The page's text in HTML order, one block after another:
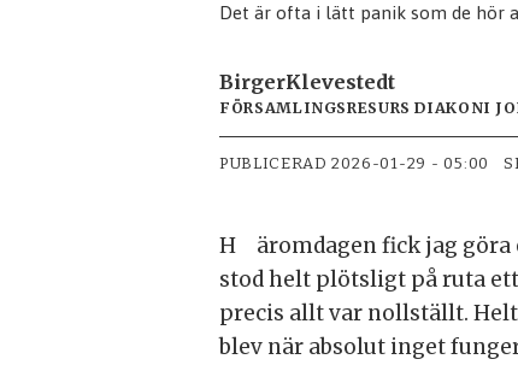
Det är ofta i lätt panik som de hör
BirgerKlevestedt
FÖRSAMLINGSRESURS DIAKONI
PUBLICERAD 2026-01-29 - 05:00
Häromdagen fick jag göra en fabriksåterställning på min telefon, och allt
stod helt plötsligt på ruta
precis allt var nollställt.
blev när absolut inget